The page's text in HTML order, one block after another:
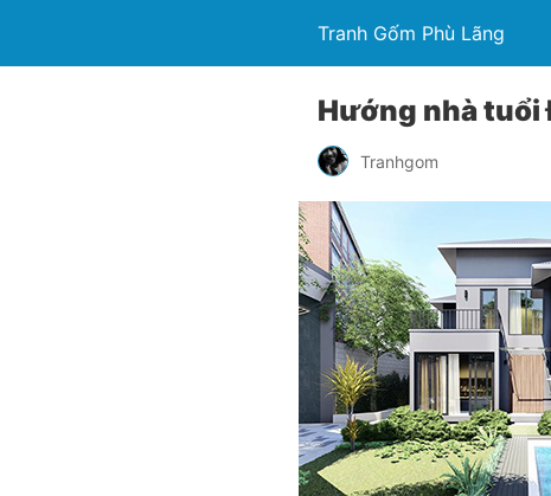
Tranh Gốm Phù Lãng
Hướng nhà tuổi
Tranhgom